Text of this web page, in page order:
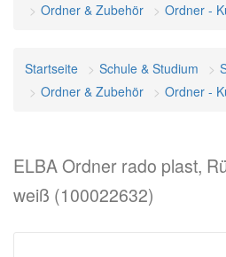
Ordner & Zubehör
Ordner -
Startseite Schule & Studium
Ordner & Zubehör
Ordner -
ELBA Ordner rado plast,
weiß (100022632)